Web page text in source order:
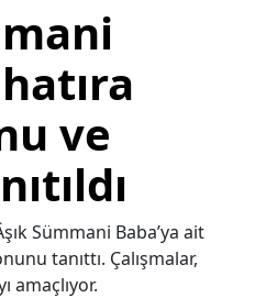
ve
Sümmani Baba’ya ait
tanıttı. Çalışmalar,
amaçlıyor.